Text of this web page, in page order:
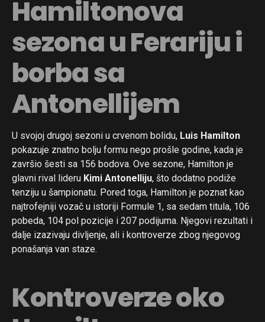
Hamiltonova
sezona u Ferariju i
borba sa
Antonellijem
U svojoj drugoj sezoni u crvenom bolidu, Luis Hamilton
pokazuje znatno bolju formu nego prošle godine, kada je
završio šesti sa 156 bodova. Ove sezone, Hamilton je
glavni rival lideru Kimi Antonelliju, što dodatno podiže
tenziju u šampionatu. Pored toga, Hamilton je poznat kao
najtrofejniji vozač u istoriji Formule 1, sa sedam titula, 106
pobeda, 104 pol pozicije i 207 podijuma. Njegovi rezultati i
dalje izazivaju divljenje, ali i kontroverze zbog njegovog
ponašanja van staze.
Kontroverze oko